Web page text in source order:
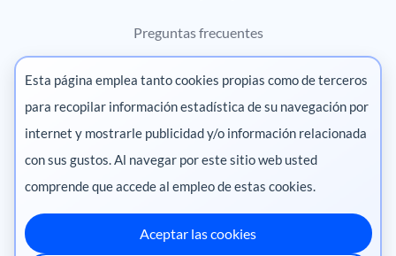
Preguntas frecuentes
Contáctanos
Marketing digital
Pharma
México
·
Esta página emplea tanto cookies propias como de terceros
para recopilar información estadística de su navegación por
internet y mostrarle publicidad y/o información relacionada
con sus gustos. Al navegar por este sitio web usted
comprende que accede al empleo de estas cookies.
Aceptar las cookies